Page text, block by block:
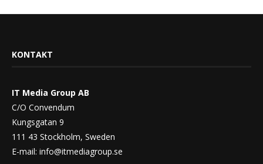
KONTAKT
IT Media Group AB
C/O Convendum
Kungsgatan 9
111 43 Stockholm, Sweden
E-mail: info@itmediagroup.se